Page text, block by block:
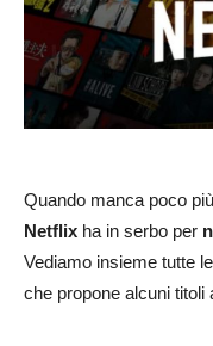
Quando manca poco
Netflix ha in serbo per
Vediamo insieme tutte
che propone alcuni titoli